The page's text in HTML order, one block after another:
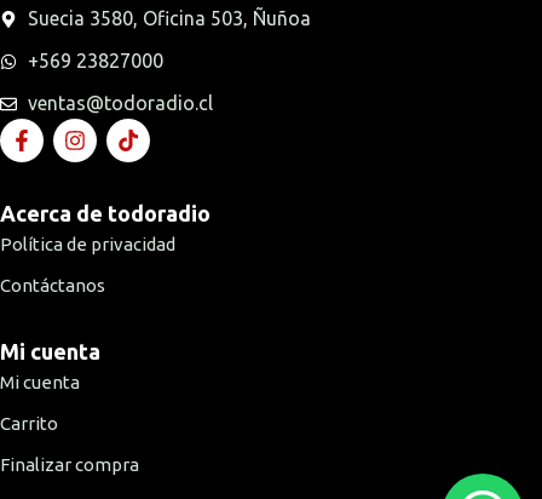
Suecia 3580, Oficina 503, Ñuñoa
+569 23827000
ventas@todoradio.cl
Acerca de todoradio
Política de privacidad
Contáctanos
Mi cuenta
Mi cuenta
Carrito
Finalizar compra